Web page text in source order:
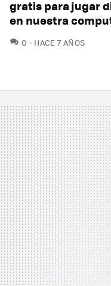
gratis para jugar
en nuestra
0 COMENTARIOS
HACE 7 AÑOS